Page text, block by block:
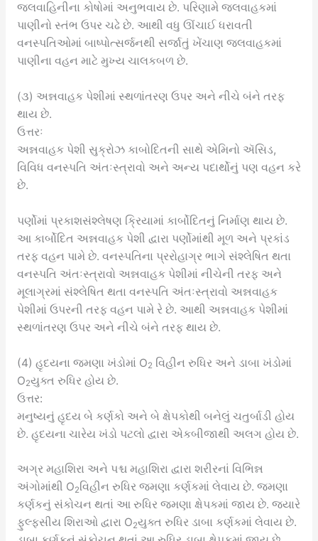
જલવાહિનીના કોષોમાં અનુભવાય છે. પરિણામે જલવાહકમાં
પાણીનો સ્તંભ ઉપર ચઢે છે. આથી વધુ ઊંચાઈ ધરાવતી
વનસ્પતિઓમાં બાષ્પોત્સર્જનથી સર્જાતું ખેંચાણ જલવાહકમાં
પાણીના વહન માટે મુખ્ય ચાલકબળ છે.
(૩) અન્નવાહક પેશીમાં સ્થળાંતરણ ઉપર અને નીચે બંને તરફ
થાય છે.
ઉત્તરઃ
અન્નવાહક પેશી સુક્રોઝ કાબોદિતની સાથે એમિનો ઍસિડ,
વિવિધ વનસ્પતિ અંતઃસ્ત્રાવો અને અન્ય પદાર્થોનું પણ વહન કરે
છે.
પર્ણોમાં પ્રકાશસંશ્લેષણ ક્રિયામાં કાર્બોદિતનું નિર્માણ થાય છે.
આ કાર્બોદિત અન્નવાહક પેશી દ્વારા પર્ણોમાંથી મૂળ અને પ્રકાંડ
તરફ વહન પામે છે. વનસ્પતિના પ્રરોહાગ્ર ભાગે સંશ્લેષિત થતા
વનસ્પતિ અંતઃસ્ત્રાવો અન્નવાહક પેશીમાં નીચેની તરફ અને
મૂલાગ્રમાં સંશ્લેષિત થતા વનસ્પતિ અંતઃસ્ત્રાવો અન્નવાહક
પેશીમાં ઉપરની તરફ વહન પામે રે છે. આથી અન્નવાહક પેશીમાં
સ્થળાંતરણ ઉપર અને નીચે બંને તરફ થાય છે.
(4) હૃદયના જમણા ખંડોમાં O2 વિહીન રુધિર અને ડાબા ખંડોમાં
O2યુક્ત રુધિર હોય છે.
ઉત્તર:
મનુષ્યનું હૃદય બે કર્ણકો અને બે ક્ષેપકોથી બનેલું ચતુર્બાડી હોય
છે. હૃદયના ચારેય ખંડો પટલો દ્વારા એકબીજાથી અલગ હોય છે.
અગ્ર મહાશિરા અને પશ્ચ મહાશિરા દ્વારા શરીરનાં વિભિન્ન
અંગોમાંથી O2વિહીન રુધિર જમણા કર્ણકમાં લેવાય છે. જમણા
કર્ણકનું સંકોચન થતાં આ રુધિર જમણા ક્ષેપકમાં જાય છે. જ્યારે
ફુલ્ફસીય શિરાઓ દ્વારા O2યુક્ત રુધિર ડાબા કર્ણકમાં લેવાય છે.